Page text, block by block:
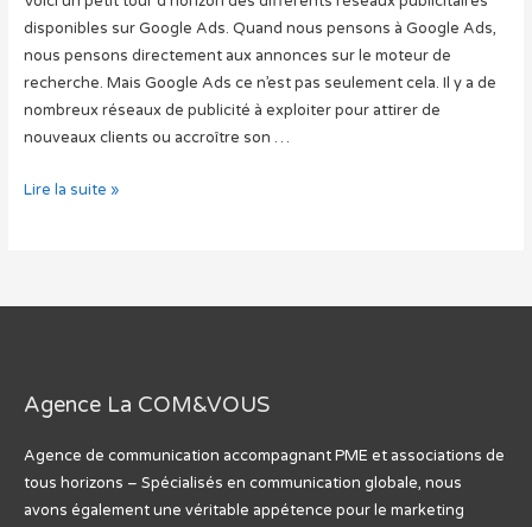
disponibles sur Google Ads. Quand nous pensons à Google Ads,
nous pensons directement aux annonces sur le moteur de
recherche. Mais Google Ads ce n’est pas seulement cela. Il y a de
nombreux réseaux de publicité à exploiter pour attirer de
nouveaux clients ou accroître son …
Les
Lire la suite »
Agence La COM&VOUS
Agence de communication accompagnant PME et associations de
tous horizons – Spécialisés en communication globale, nous
avons également une véritable appétence pour le marketing